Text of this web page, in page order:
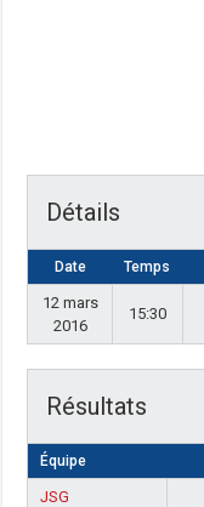
Détails
Date Temps
12 mars
2016
15:30
Résultats
Équipe
JSG